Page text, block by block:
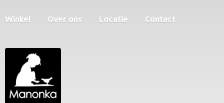
Winkel Over ons Locatie Contact